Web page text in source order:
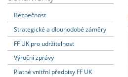
Dozvědět se více
Podat přihlášku
Dozvědět se více
Dozvědět se více
Dozvědět se více
Bezpečnost
Strategické a dlouhodobé záměry
FF UK pro udržitelnost
Výroční zprávy
Platné vnitřní předpisy FF UK